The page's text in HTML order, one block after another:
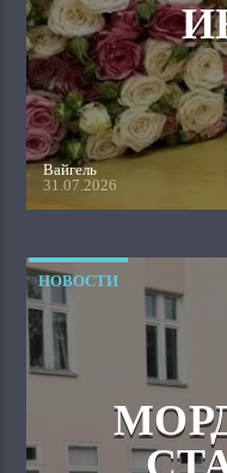
Вайгель
31.07.2026
НОВОСТИ